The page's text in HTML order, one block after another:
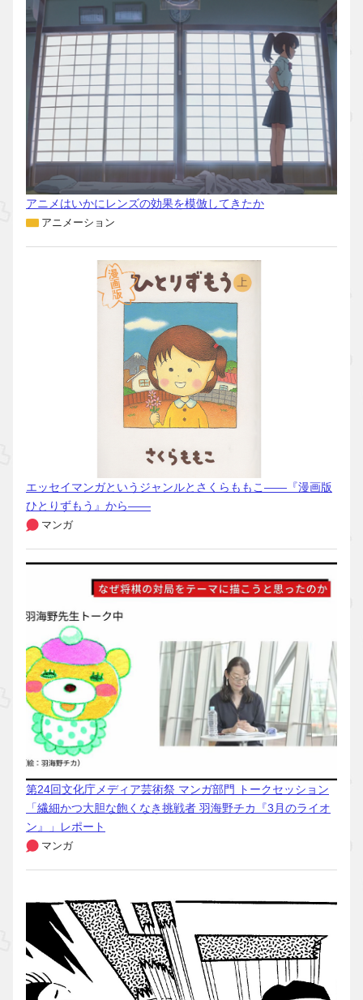
アニメはいかにレンズの効果を模倣してきたか
アニメーション
エッセイマンガというジャンルとさくらももこ――『漫画版
ひとりずもう』から――
マンガ
第24回文化庁メディア芸術祭 マンガ部門 トークセッション
「繊細かつ大胆な飽くなき挑戦者 羽海野チカ『3月のライオ
ン』」レポート
マンガ